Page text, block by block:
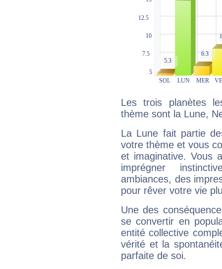
Les trois planètes
thème sont la Lune,
La Lune fait partie
votre thème et vous
et imaginative. Vous
imprégner
ambiances, des
pour rêver votre vie
Une des
se convertir en
entité collective
vérité et la
parfaite de soi.